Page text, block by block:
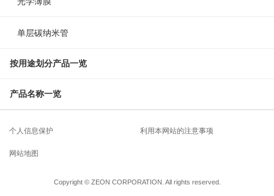
单层碳纳米管
按用途划分产品一览
产品名称一览
个人信息保护 利用本网站的注意事项
网站地图
Copyright © ZEON CORPORATION. All rights reserved.